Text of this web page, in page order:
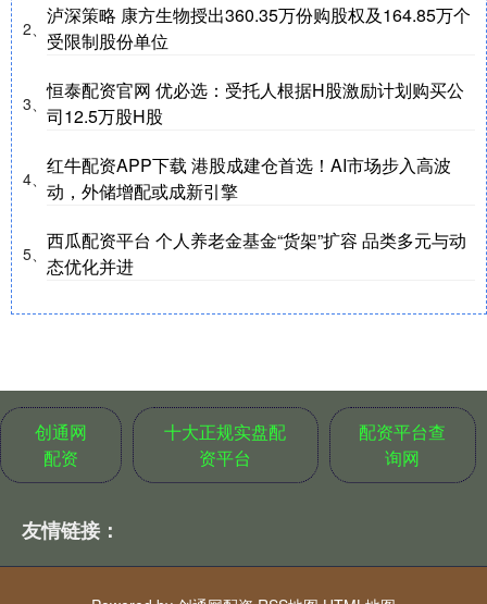
2、
泸深策略 康方生物授出360.35万份购股权及164.85万个
受限制股份单位
3、
恒泰配资官网 优必选：受托人根据H股激励计划购买公
司12.5万股H股
4、
红牛配资APP下载 港股成建仓首选！AI市场步入高波
动，外储增配或成新引擎
5、
西瓜配资平台 个人养老金基金“货架”扩容 品类多元与动
态优化并进
创通网
配资
十大正规实盘配
资平台
配资平台查
询网
友情链接：